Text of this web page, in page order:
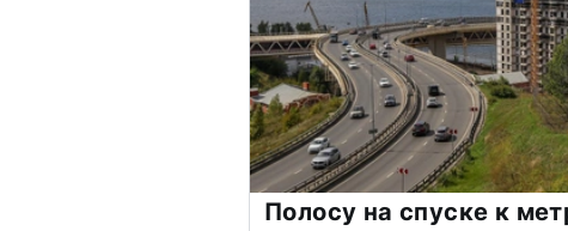
Полосу на спуске к